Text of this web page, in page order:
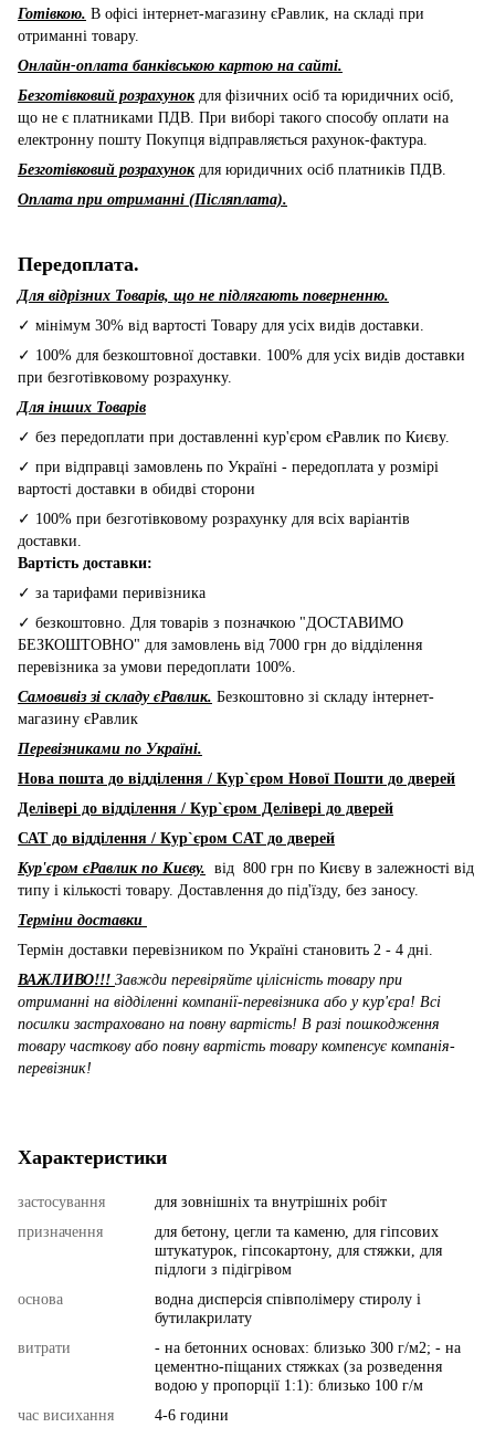
Готівкою. В офісі інтернет-магазину єРавлик, на складі при
отриманні товару.
Онлайн-оплата банківською картою на сайті.
Безготівковий розрахунокдля фізичних осіб та юридичних осіб,
що не є платниками ПДВ. При виборі такого способу оплати на
електронну пошту Покупця відправляється рахунок-фактура.
Безготівковий розрахунокдля юридичних осіб платників ПДВ.
Оплата при отриманні (Післяплата).
Передоплата.
Для відрізних Товарів, що не підлягають поверненню.
✓ мінімум 30% від вартості Товару для усіх видів доставки.
✓ 100% для безкоштовної доставки. 100% для усіх видів доставки
при безготівковому розрахунку.
Для інших Товарів
✓ без передоплати при доставленні кур'єром єРавлик по Києву.
✓ при відправці замовлень по Україні - передоплата у розмірі
вартості доставки в обидві сторони
✓ 100% при безготівковому розрахунку для всіх варіантів
доставки.
Вартість доставки:
✓ за тарифами перивізника
✓ безкоштовно. Для товарів з позначкою "ДОСТАВИМО
БЕЗКОШТОВНО" для замовлень від 7000 грн до відділення
перевізника за умови передоплати 100%.
Самовивіз зі складу єРавлик. Безкоштовно зі складу інтернет-
магазину єРавлик
Перевізниками по Україні.
Нова пошта до відділення / Кур`єром Нової Пошти до дверей
Делівері до відділення / Кур`єром Делівері до дверей
САТ до відділення / Кур`єром CAT до дверей
Кур'єром єРавлик по Києву. від 800 грн по Києву в залежності від
типу і кількості товару. Доставлення до під'їзду, без заносу.
Терміни доставки
Термін доставки перевізником по Україні становить 2 - 4 дні.
ВАЖЛИВО!!! Завжди перевіряйте цілісність товару при
отриманні на відділенні компанії-перевізника або у кур'єра! Всі
посилки застраховано на повну вартість! В разі пошкодження
товару часткову або повну вартість товару компенсує компанія-
перевізник!
Характеристики
застосування
для зовнішніх та внутрішніх робіт
призначення
для бетону, цегли та каменю, для гіпсових
штукатурок, гіпсокартону, для стяжки, для
підлоги з підігрівом
основа
водна дисперсія співполімеру стиролу і
бутилакрилату
витрати
- на бетонних основах: близько 300 г/м2; - на
цементно-піщаних стяжках (за розведення
водою у пропорції 1:1): близько 100 г/м
час висихання
4-6 години